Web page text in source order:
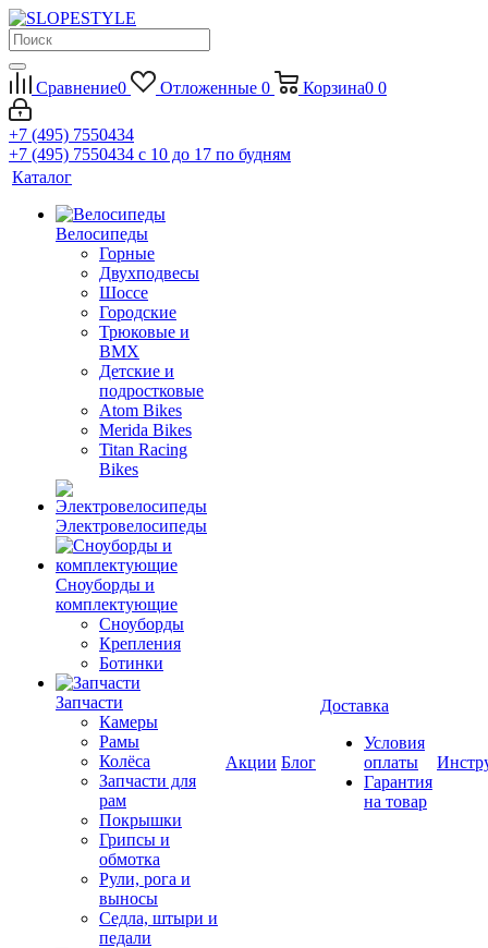
Сравнение0 Отложенные 0 Корзина0 0
+7 (495) 7550434
+7 (495) 7550434 с 10 до 17 по будням
Каталог
Велосипеды
Горные
Двухподвесы
Шоссе
Городские
Трюковые и
BMX
Детские и
подростковые
Atom Bikes
Merida Bikes
Titan Racing
Bikes
Электровелосипеды
Cноуборды и
комплектующие
Сноуборды
Крепления
Ботинки
Запчасти
Камеры
Рамы
Колёса
Запчасти для
рам
Покрышки
Грипсы и
обмотка
Рули, рога и
выносы
Седла, штыри и
педали
Акции Блог
Доставка
Условия
оплаты
Гарантия
на товар